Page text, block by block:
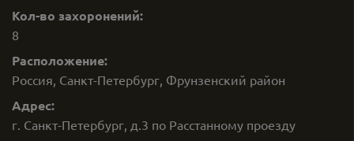
Кол-во захоронений:
8
Расположение:
Россия, Санкт-Петербург, Фрунзенский район
Адрес:
г. Санкт-Петербург, д.3 по Расстанному проезду